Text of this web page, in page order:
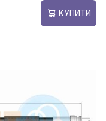
КУПИТИ